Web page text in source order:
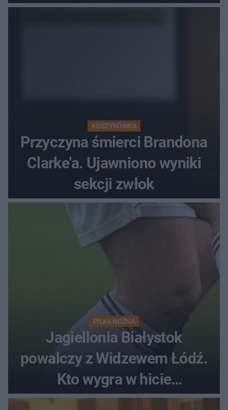
popłochu
KOSZYKÓWKA
Przyczyna śmierci Brandona
Clarke'a. Ujawniono wyniki
sekcji zwłok
PIŁKA NOŻNA
Jagiellonia Białystok
powalczy z Widzewem Łódź.
Kto wygra w hicie
Ekstraklasy?